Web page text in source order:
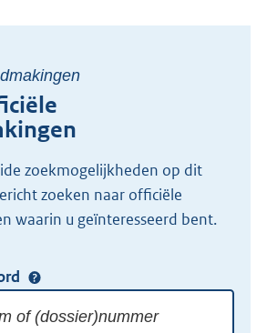
zoekmogelijkheden op dit
zoeken naar officiële
waarin u geïnteresseerd bent.